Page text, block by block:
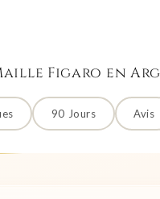
Figaro en
90 Jours Avis